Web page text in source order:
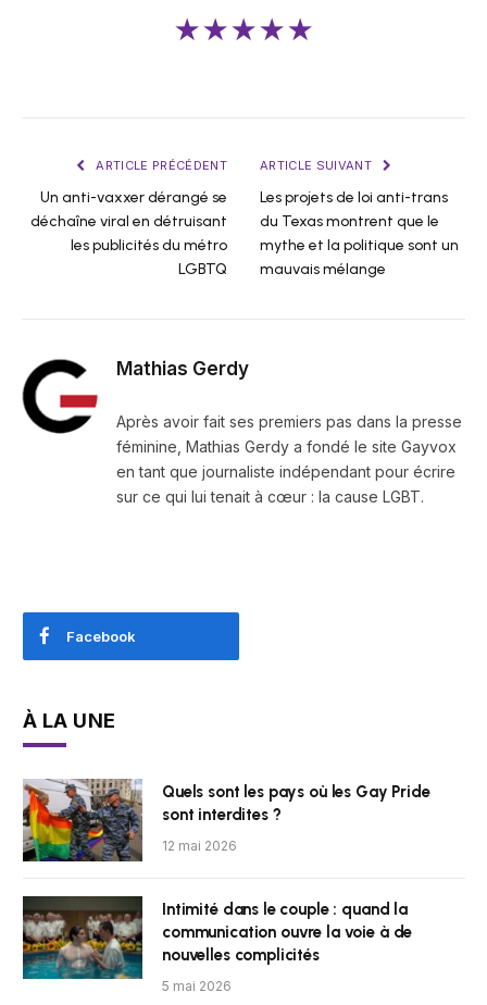
★★★★★
ARTICLE PRÉCÉDENT
Un anti-vaxxer dérangé se
déchaîne viral en détruisant
les publicités du métro
LGBTQ
ARTICLE SUIVANT
Les projets de loi anti-trans
du Texas montrent que le
mythe et la politique sont un
mauvais mélange
Mathias Gerdy
Après avoir fait ses premiers pas dans la presse
féminine, Mathias Gerdy a fondé le site Gayvox
en tant que journaliste indépendant pour écrire
sur ce qui lui tenait à cœur : la cause LGBT.
Facebook
À LA UNE
Quels sont les pays où les Gay Pride
sont interdites ?
12 mai 2026
Intimité dans le couple : quand la
communication ouvre la voie à de
nouvelles complicités
5 mai 2026